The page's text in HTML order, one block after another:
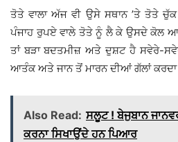
ਤੋਤੇ ਵਾਲਾ ਅੱਜ ਵੀ ਉਸੇ ਸਥਾਨ ’ਤੇ ਤੋਤੇ
ਪੰਜਾਹ ਰੁਪਏ ਵਾਲੇ ਤੋਤੇ ਨੂੰ ਲੈ ਕੇ ਉਸਦੇ ਕੋਲ
ਤਾਂ ਬੜਾ ਬਦਤਮੀਜ਼ ਅਤੇ ਦੁਸ਼ਟ ਹੈ ਸਵੇਰੇ-
ਆਤੰਕ ਅਤੇ ਜਾਨ ਤੋਂ ਮਾਰਨ ਦੀਆਂ ਗੱਲਾਂ ਕਰਦਾ
Also Read: ਸਲੂਟ ! ਬੇਜੁਬਾਨ
ਕਰਨਾ ਸਿਖਾਉਂਦੇ ਹਨ ਪਿਆਰ